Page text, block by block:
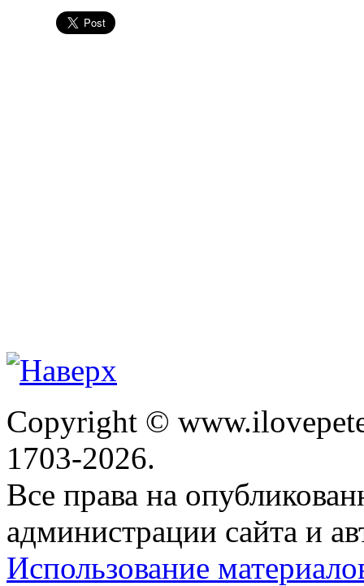
Copyright ©
1703-2026.
Все права на
администрации сайта и
Использование